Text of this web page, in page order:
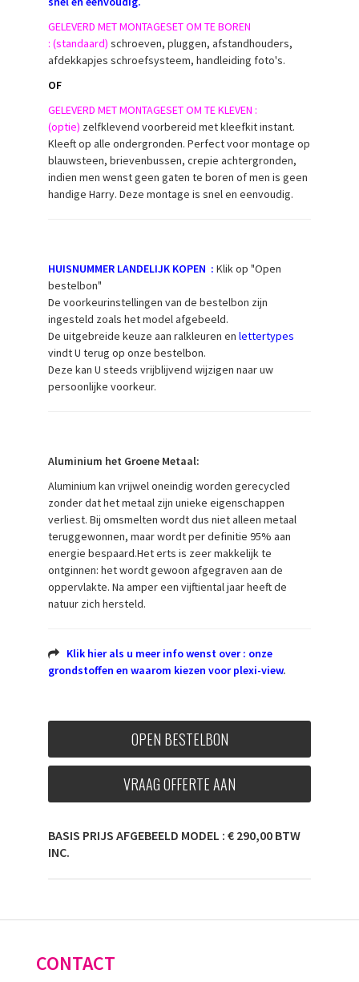
GELEVERD MET MONTAGESET OM TE BOREN
: (standaard) schroeven, pluggen, afstandhouders,
afdekkapjes schroefsysteem, handleiding foto's.
OF
GELEVERD MET MONTAGESET OM TE KLEVEN :
(optie) zelfklevend voorbereid met kleefkit instant.
Kleeft op alle ondergronden. Perfect voor montage op
blauwsteen, brievenbussen, crepie achtergronden,
indien men wenst geen gaten te boren of men is geen
handige Harry. Deze montage is snel en eenvoudig.
HUISNUMMER LANDELIJK KOPEN : Klik op "Open
bestelbon"
De voorkeurinstellingen van de bestelbon zijn
ingesteld zoals het model afgebeeld.
De uitgebreide keuze aan ralkleuren en lettertypes
vindt U terug op onze bestelbon.
Deze kan U steeds vrijblijvend wijzigen naar uw
persoonlijke voorkeur.
Aluminium het Groene Metaal:
Aluminium kan vrijwel oneindig worden gerecycled
zonder dat het metaal zijn unieke eigenschappen
verliest. Bij omsmelten wordt dus niet alleen metaal
teruggewonnen, maar wordt per definitie 95% aan
energie bespaard.Het erts is zeer makkelijk te
ontginnen: het wordt gewoon afgegraven aan de
oppervlakte. Na amper een vijftiental jaar heeft de
natuur zich hersteld.
Klik hier als u meer info wenst over : onze
grondstoffen en waarom kiezen voor plexi-view.
OPEN BESTELBON
VRAAG OFFERTE AAN
BASIS PRIJS AFGEBEELD MODEL : € 290,00 BTW
INC.
CONTACT